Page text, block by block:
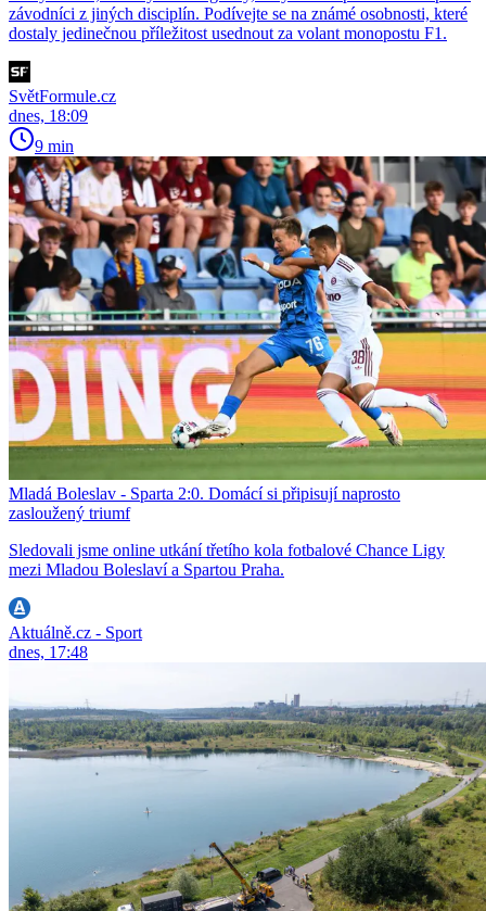
závodníci z jiných disciplín. Podívejte se na známé osobnosti, které
dostaly jedinečnou příležitost usednout za volant monopostu F1.
SvětFormule.cz
dnes, 18:09
9 min
Mladá Boleslav - Sparta 2:0. Domácí si připisují naprosto
zasloužený triumf
Sledovali jsme online utkání třetího kola fotbalové Chance Ligy
mezi Mladou Boleslaví a Spartou Praha.
Aktuálně.cz - Sport
dnes, 17:48